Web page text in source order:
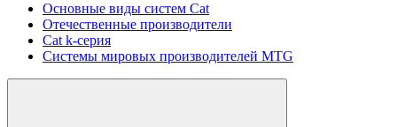
Основные виды систем Cat
Отечественные производители
Сat k-серия
Системы мировых производителей MTG